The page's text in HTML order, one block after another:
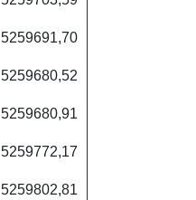
5259691,70
5259680,52
5259680,91
5259772,17
5259802,81